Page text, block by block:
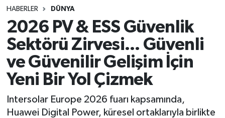
HABERLER DÜNYA
2026 PV & ESS Güvenlik
Sektörü Zirvesi... Güvenli
ve Güvenilir Gelişim İçin
Yeni Bir Yol Çizmek
Intersolar Europe 2026 fuarı kapsamında,
Huawei Digital Power, küresel ortaklarıyla birlikte
Güncel
Gündem
Magazin
Politika
Sağlık
Süper Lig Puan Durumu ve Fikstür
Tüm Manşetler
Son Dakika Haberleri
Haber Arşivi